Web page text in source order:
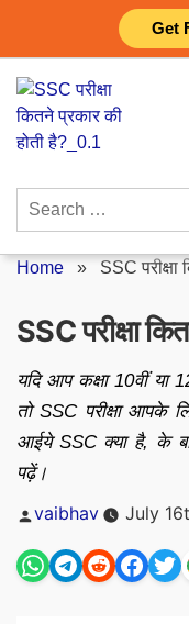
Get
content
Search
Home » SSC परीक्षा
SSC परीक्षा
यदि आप कक्षा 10वीं या
तो SSC परीक्षा आपके
आईये SSC क्या है, के
पढ़ें।
Posted
vaibhav July